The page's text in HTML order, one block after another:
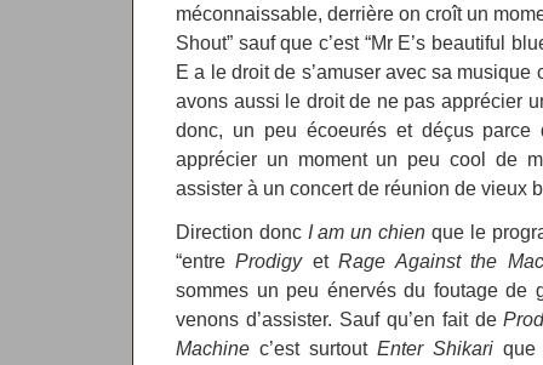
méconnaissable, derrière on croît un
Shout” sauf que c’est “Mr E’s beautiful
E a le droit de s’amuser avec sa musique
avons aussi le droit de ne pas apprécier
donc, un peu écoeurés et déçus parce
apprécier un moment un peu cool de
assister à un concert de réunion de vieux
Direction donc I am un chien que le
“entreProdigyetRage Against the
sommes un peu énervés du foutage de
venons d’assister. Sauf qu’en fait de
Machine c’est surtout Enter Shikari que